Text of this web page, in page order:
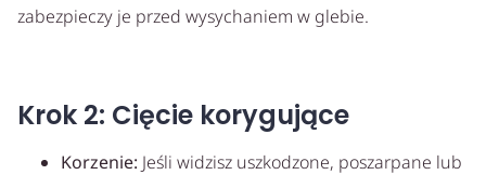
zabezpieczy je przed wysychaniem w glebie.
Krok 2: Cięcie korygujące
Korzenie: Jeśli widzisz uszkodzone, poszarpane lub